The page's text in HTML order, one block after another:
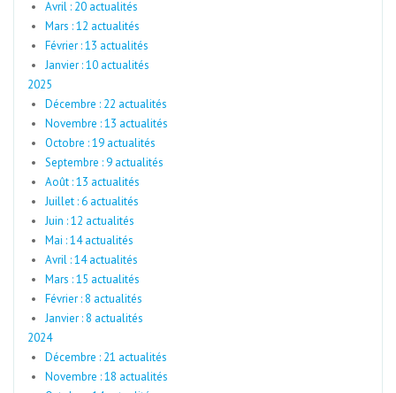
Avril : 20 actualités
Mars : 12 actualités
Février : 13 actualités
Janvier : 10 actualités
2025
Décembre : 22 actualités
Novembre : 13 actualités
Octobre : 19 actualités
Septembre : 9 actualités
Août : 13 actualités
Juillet : 6 actualités
Juin : 12 actualités
Mai : 14 actualités
Avril : 14 actualités
Mars : 15 actualités
Février : 8 actualités
Janvier : 8 actualités
2024
Décembre : 21 actualités
Novembre : 18 actualités